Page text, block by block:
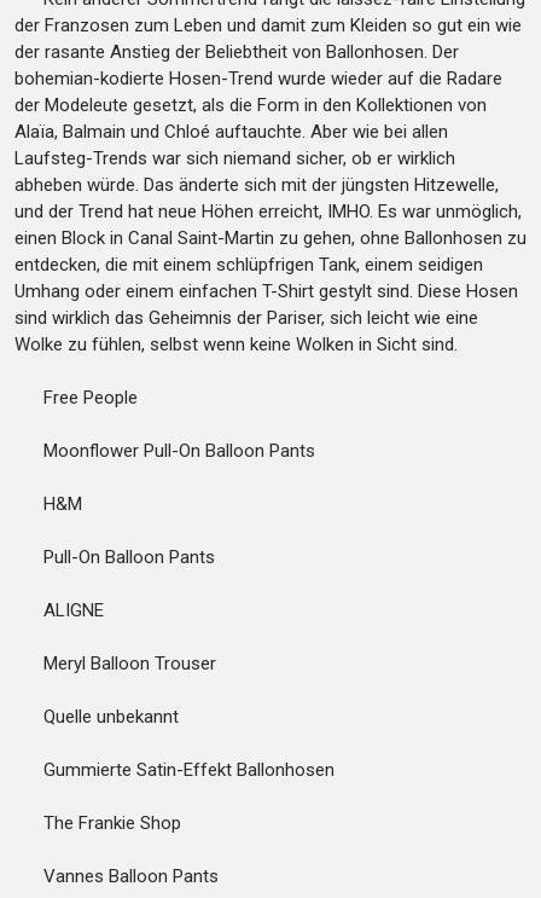
der Franzosen zum Leben und damit zum Kleiden so gut ein wie
der rasante Anstieg der Beliebtheit von Ballonhosen. Der
bohemian-kodierte Hosen-Trend wurde wieder auf die Radare
der Modeleute gesetzt, als die Form in den Kollektionen von
Alaïa, Balmain und Chloé auftauchte. Aber wie bei allen
Laufsteg-Trends war sich niemand sicher, ob er wirklich
abheben würde. Das änderte sich mit der jüngsten Hitzewelle,
und der Trend hat neue Höhen erreicht, IMHO. Es war unmöglich,
einen Block in Canal Saint-Martin zu gehen, ohne Ballonhosen zu
entdecken, die mit einem schlüpfrigen Tank, einem seidigen
Umhang oder einem einfachen T-Shirt gestylt sind. Diese Hosen
sind wirklich das Geheimnis der Pariser, sich leicht wie eine
Wolke zu fühlen, selbst wenn keine Wolken in Sicht sind.
Free People
Moonflower Pull-On Balloon Pants
H&M
Pull-On Balloon Pants
ALIGNE
Meryl Balloon Trouser
Quelle unbekannt
Gummierte Satin-Effekt Ballonhosen
The Frankie Shop
Vannes Balloon Pants